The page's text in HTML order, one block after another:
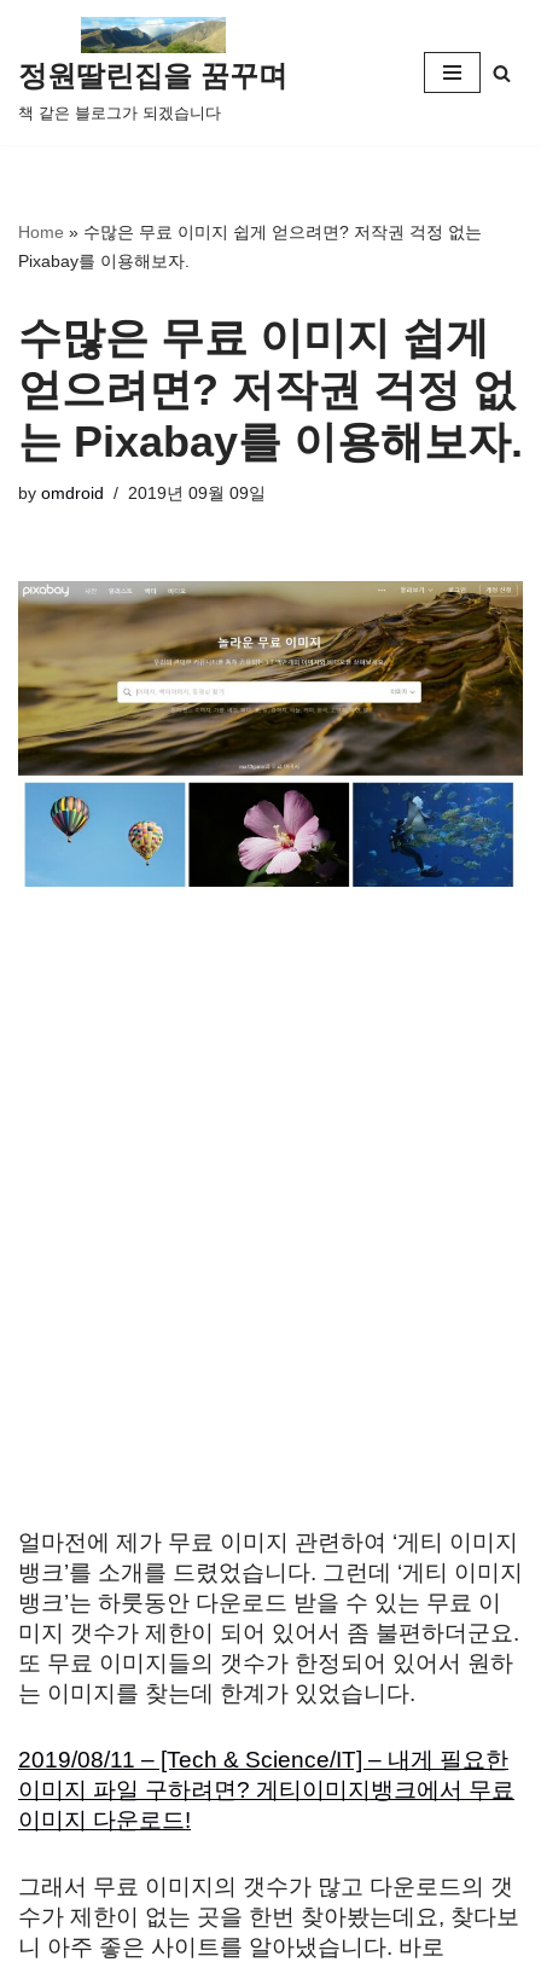
콘
텐
츠
뛰
기
정원딸린집을 꿈꾸며
책 같은 블로그가 되겠습니다
Home » 수많은 무료 이미지 쉽게 얻으려면? 저작권 걱정 없는
Pixabay를 이용해보자.
수많은 무료 이미지 쉽게
얻으려면? 저작권 걱정 없
는 Pixabay를 이용해보자.
by omdroid 2019년 09월 09일
얼마전에 제가 무료 이미지 관련하여 ‘게티 이미지
뱅크’를 소개를 드렸었습니다. 그런데 ‘게티 이미지
뱅크’는 하룻동안 다운로드 받을 수 있는 무료 이
미지 갯수가 제한이 되어 있어서 좀 불편하더군요.
또 무료 이미지들의 갯수가 한정되어 있어서 원하
는 이미지를 찾는데 한계가 있었습니다.
2019/08/11 – [Tech & Science/IT] – 내게 필요한
이미지 파일 구하려면? 게티이미지뱅크에서 무료
이미지 다운로드!
그래서 무료 이미지의 갯수가 많고 다운로드의 갯
수가 제한이 없는 곳을 한번 찾아봤는데요, 찾다보
니 아주 좋은 사이트를 알아냈습니다. 바로